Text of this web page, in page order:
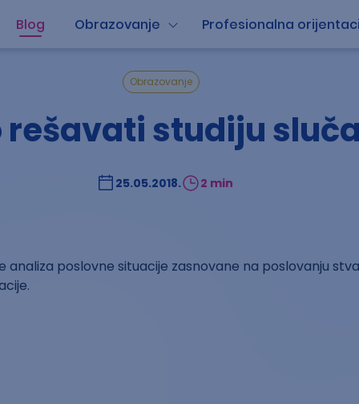
Blog Obrazovanje Profesionalna
Obrazovanje
rešavati studiju
25.05.2018. 2 min
analiza poslovne situacije zasnovane na poslovanju